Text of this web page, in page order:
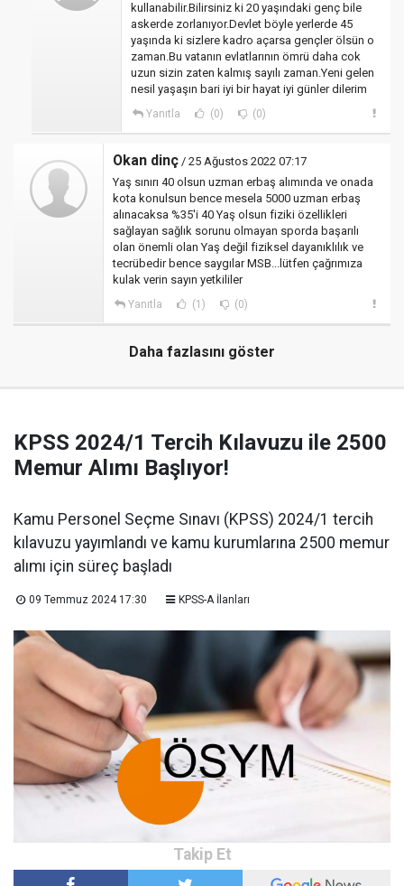
kullanabilir.Bilirsiniz ki 20 yaşındaki genç bile
askerde zorlanıyor.Devlet böyle yerlerde 45
yaşında ki sizlere kadro açarsa gençler ölsün o
zaman.Bu vatanın evlatlarının ömrü daha cok
uzun sizin zaten kalmış sayılı zaman.Yeni gelen
nesil yaşaşın bari iyi bir hayat iyi günler dilerim
Yanıtla (0) (0)
Okan dinç / 25 Ağustos 2022 07:17
Yaş sınırı 40 olsun uzman erbaş alımında ve onada
kota konulsun bence mesela 5000 uzman erbaş
alınacaksa %35'i 40 Yaş olsun fiziki özellikleri
sağlayan sağlık sorunu olmayan sporda başarılı
olan önemli olan Yaş değil fiziksel dayanıklılık ve
tecrübedir bence saygılar MSB...lütfen çağrımıza
kulak verin sayın yetkililer
Yanıtla (1) (0)
Daha fazlasını göster
KPSS 2024/1 Tercih Kılavuzu ile 2500
Memur Alımı Başlıyor!
Kamu Personel Seçme Sınavı (KPSS) 2024/1 tercih
kılavuzu yayımlandı ve kamu kurumlarına 2500 memur
alımı için süreç başladı
09 Temmuz 2024 17:30 KPSS-A İlanları